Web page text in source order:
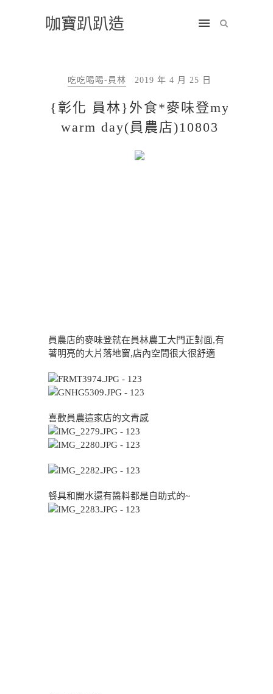
咖寶趴趴造
吃吃喝喝-員林 2019 年 4 月 25 日
{彰化 員林}外食*麥味登my
warm day(員農店)10803
員農店的麥味登就在員林農工大門正對面,有
著明亮的大片落地窗,店內空間很大很舒適
喜歡員農這家店的文青感
餐具和開水還有醬料都是自助式的~